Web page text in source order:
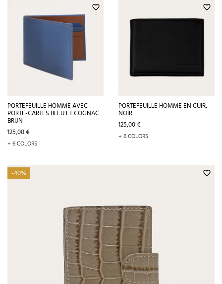
favorite_border
PORTEFEUILLE HOMME AVEC
PORTE-CARTES BLEU ET COGNAC
BRUN
Prix
125,00 €
+ 6 COLORS
favorite_border
PORTEFEUILLE HOMME EN CUIR,
NOIR
Prix
125,00 €
+ 6 COLORS
favorite_border
-40%